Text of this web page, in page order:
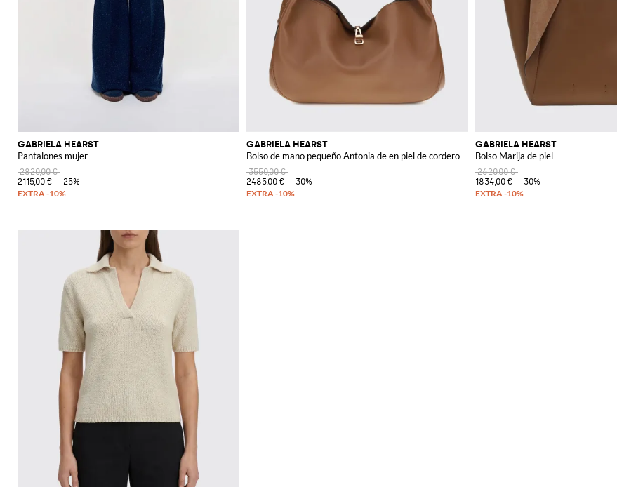
GABRIELA HEARST
Pantalones mujer
2820,00 €
2115,00 €
-25%
GABRIELA HEARST
Bolso de mano pequeño Antonia de en piel de cordero
3550,00 €
2485,00 €
-30%
GABRIELA HEARST
Bolso Marija de piel
2620,00 €
1834,00 €
-30%